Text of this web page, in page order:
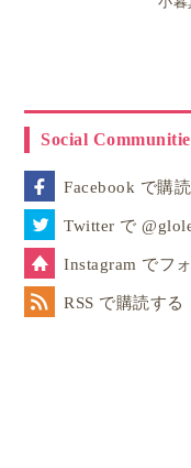
「はらぺこあおむ
クカール）のCD付
とでママも子どもも
も楽しめると思いま
Social
Facebook で購
Twitter で
Instagram でフ
RSS で購読する